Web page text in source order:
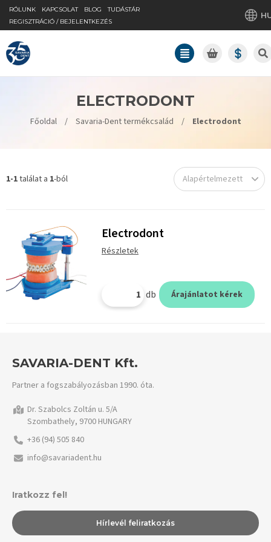
RÓLUNK KAPCSOLAT BLOG
TUDÁSTÁR
REGISZTRÁCIÓ / BEJELENTKEZÉS
ELECTRODONT
Főoldal / Savaria-Dent termékcsalád / Electrodont
1-1találat a 1-ból Alapértelmezett
Electrodont
Részletek
db Árajánlatot kérek
SAVARIA-DENT Kft.
Partner a fogszabályozásban 1990. óta.
Dr. Szabolcs Zoltán u. 5/A
Szombathely, 9700 HUNGARY
+36 (94) 505 840
info@savariadent.hu
Iratkozz fel!
Hírlevél feliratkozás